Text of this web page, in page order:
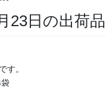
23日の出荷
す。